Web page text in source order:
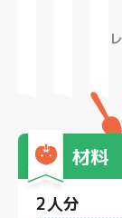
材料
2人分